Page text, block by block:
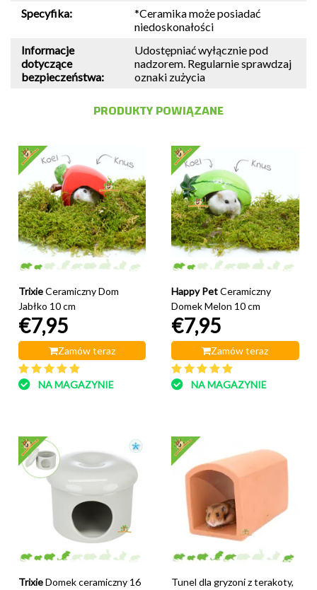
Specyfika:
*Ceramika może posiadać
niedoskonałości
Informacje
dotyczące
bezpieczeństwa:
Udostępniać wyłącznie pod
nadzorem. Regularnie sprawdzaj
oznaki zużycia
PRODUKTY POWIĄZANE
Trixie Ceramiczny Dom
Jabłko 10 cm
€7,95
Zamów teraz
NA MAGAZYNIE
Happy PetCeramiczny
Domek Melon 10 cm
€7,95
Zamów teraz
NA MAGAZYNIE
Trixie Domek ceramiczny 16
Tunel dla gryzoni z terakoty,